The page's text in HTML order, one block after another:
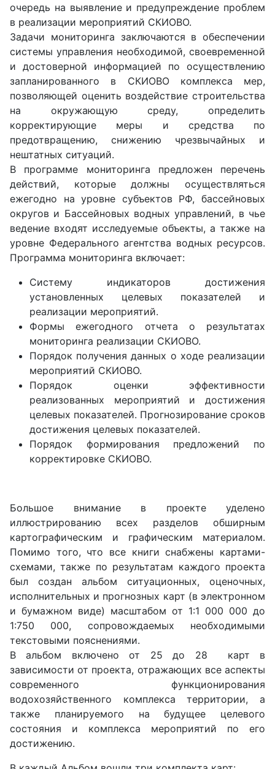
очередь на выявление и предупреждение проблем
в реализации мероприятий СКИОВО.
Задачи мониторинга заключаются в обеспечении
системы управления необходимой, своевременной
и достоверной информацией по осуществлению
запланированного в СКИОВО комплекса мер,
позволяющей оценить воздействие строительства
на окружающую среду, определить
корректирующие меры и средства по
предотвращению, снижению чрезвычайных и
нештатных ситуаций.
В программе мониторинга предложен перечень
действий, которые должны осуществляться
ежегодно на уровне субъектов РФ, бассейновых
округов и Бассейновых водных управлений, в чье
ведение входят исследуемые объекты, а также на
уровне Федерального агентства водных ресурсов.
Программа мониторинга включает:
Систему индикаторов достижения
установленных целевых показателей и
реализации мероприятий.
Формы ежегодного отчета о результатах
мониторинга реализации СКИОВО.
Порядок получения данных о ходе реализации
мероприятий СКИОВО.
Порядок оценки эффективности
реализованных мероприятий и достижения
целевых показателей. Прогнозирование сроков
достижения целевых показателей.
Порядок формирования предложений по
корректировке СКИОВО.
Большое внимание в проекте уделено
иллюстрированию всех разделов обширным
картографическим и графическим материалом.
Помимо того, что все книги снабжены картами-
схемами, также по результатам каждого проекта
был создан альбом ситуационных, оценочных,
исполнительных и прогнозных карт (в электронном
и бумажном виде) масштабом от 1:1 000 000 до
1:750 000, сопровождаемых необходимыми
текстовыми пояснениями.
В альбом включено от 25 до 28 карт в
зависимости от проекта, отражающих все аспекты
современного функционирования
водохозяйственного комплекса территории, а
также планируемого на будущее целевого
состояния и комплекса мероприятий по его
достижению.